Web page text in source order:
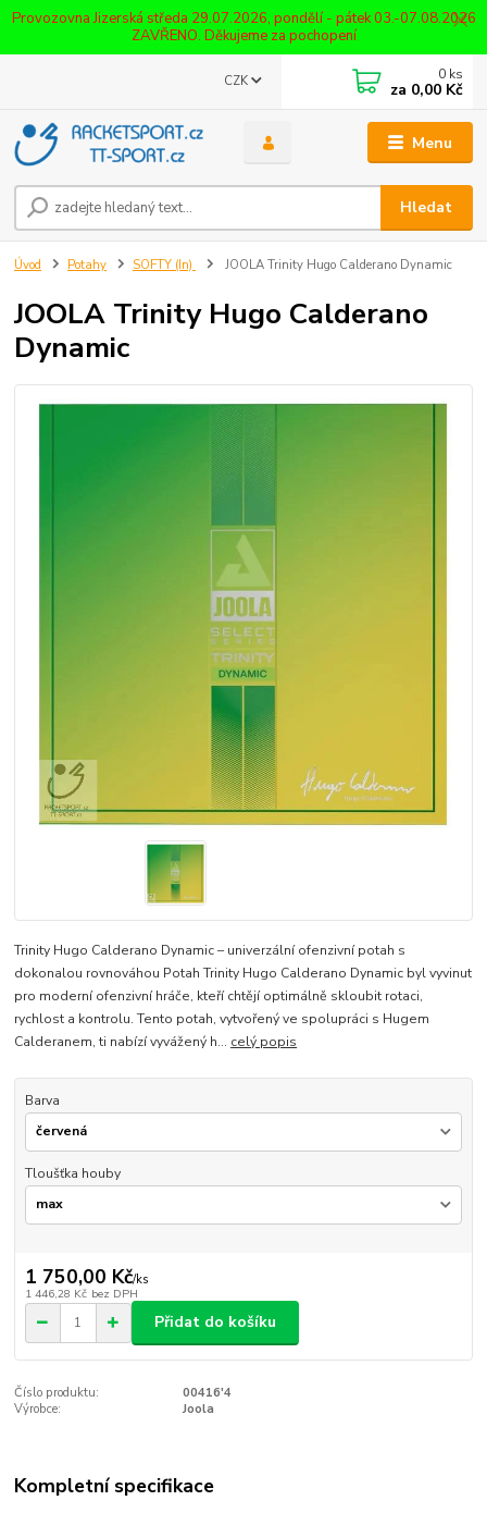
Provozovna Jizerská středa 29.07.2026, pondělí - pátek 03.-07.08.2026
ZAVŘENO. Děkujeme za pochopení
Menu
CZK
Hledat
0 ks
za 0,00 Kč
Úvod Potahy SOFTY (In) JOOLA Trinity Hugo Calderano Dynamic
JOOLA Trinity Hugo Calderano
Dynamic
Trinity Hugo Calderano Dynamic – univerzální ofenzivní potah s
dokonalou rovnováhou Potah Trinity Hugo Calderano Dynamic byl vyvinut
pro moderní ofenzivní hráče, kteří chtějí optimálně skloubit rotaci,
rychlost a kontrolu. Tento potah, vytvořený ve spolupráci s Hugem
Calderanem, ti nabízí vyvážený h... celý popis
Barva
Tloušťka houby
1 750,00 Kč/ks
1 446,28 Kč bez DPH
Přidat do košíku
Číslo produktu:
00416'4
Výrobce:
Joola
Kompletní specifikace